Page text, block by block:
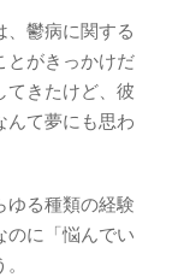
、鬱病に関する
とがきっかけだ
てきたけど、彼
んて夢にも思わ
ゆる種類の経験
のに「悩んでい